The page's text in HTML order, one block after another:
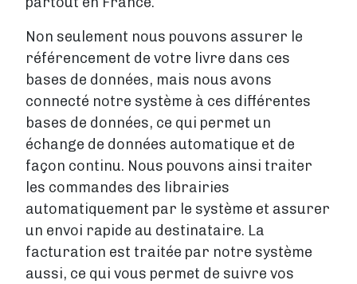
Non seulement nous pouvons assurer le
référencement de votre livre dans ces
bases de données, mais nous avons
connecté notre système à ces différentes
bases de données, ce qui permet un
échange de données automatique et de
façon continu. Nous pouvons ainsi traiter
les commandes des librairies
automatiquement par le système et assurer
un envoi rapide au destinataire. La
facturation est traitée par notre système
aussi, ce qui vous permet de suivre vos